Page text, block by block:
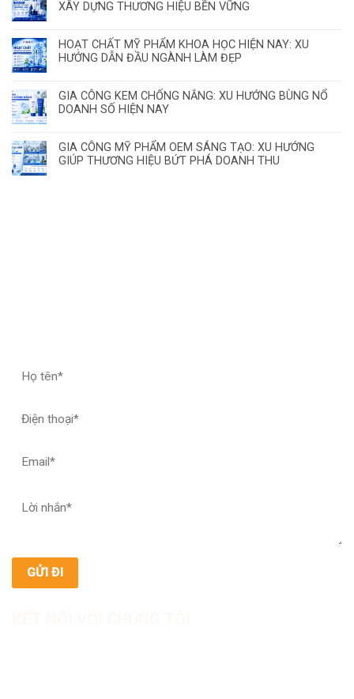
XÂY DỰNG THƯƠNG HIỆU BỀN VỮNG
HOẠT CHẤT MỸ PHẨM KHOA HỌC HIỆN NAY: XU
HƯỚNG DẪN ĐẦU NGÀNH LÀM ĐẸP
GIA CÔNG KEM CHỐNG NẮNG: XU HƯỚNG BÙNG NỔ
DOANH SỐ HIỆN NAY
GIA CÔNG MỸ PHẨM OEM SÁNG TẠO: XU HƯỚNG
GIÚP THƯƠNG HIỆU BỨT PHÁ DOANH THU